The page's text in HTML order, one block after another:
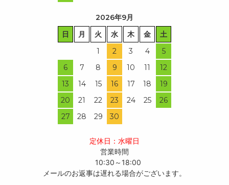
2026年9月
日
月 火 水 木 金
土
1
2 3 4
5
6
7 8 9 10 11
12
13
14 15 16 17 18
19
20
21 22 23 24 25
26
27
28 29 30
定休日：水曜日
営業時間
10:30～18:00
メールのお返事は遅れる場合がございます。